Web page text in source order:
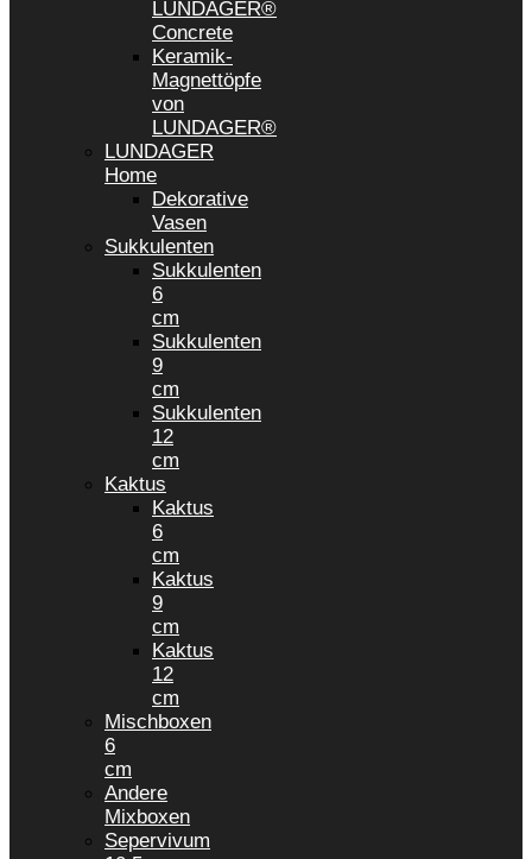
LUNDAGER®
Concrete
Keramik-
Magnettöpfe
von
LUNDAGER®
LUNDAGER
Home
Dekorative
Vasen
Sukkulenten
Sukkulenten
6
cm
Sukkulenten
9
cm
Sukkulenten
12
cm
Kaktus
Kaktus
6
cm
Kaktus
9
cm
Kaktus
12
cm
Mischboxen
6
cm
Andere
Mixboxen
Sepervivum